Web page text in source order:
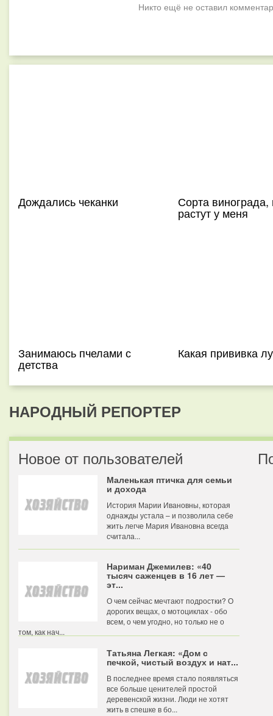
Никто ещё не оставил
Дождались чеканки Сорта винограда,
растут у меня
Занимаюсь пчелами с
детства
Какая прививка
НАРОДНЫЙ РЕПОРТЕР
Новое от пользователей
Маленькая птичка для семьи
и дохода
История Марии Ивановны, которая
однажды устала – и позволила себе
жить легче Мария Ивановна всегда
считала...
Нариман Джемилев: «40
тысяч саженцев в 16 лет —
эт...
О чем сейчас мечтают подростки? О
дорогих вещах, о мотоциклах - обо
всем, о чем угодно, но только не о
том, как нач...
Татьяна Легкая: «Дом с
печкой, чистый воздух и нат...
В последнее время стало появляться
все больше ценителей простой
деревенской жизни. Люди не хотят
жить в спешке в бо...